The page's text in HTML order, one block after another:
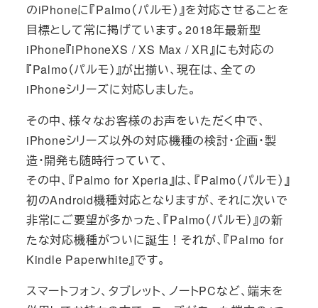
のiPhoneに『Palmo（パルモ）』を対応させることを
目標として常に掲げています。2018年最新型
iPhone『iPhoneXS / XS Max / XR』にも対応の
『Palmo（パルモ）』が出揃い、現在は、全ての
iPhoneシリーズに対応しました。
その中、様々なお客様のお声をいただく中で、
iPhoneシリーズ以外の対応機種の検討・企画・製
造・開発も随時行っていて、
その中、『Palmo for Xperia』は、『Palmo（パルモ）』
初のAndroid機種対応となりますが、それに次いで
非常にご要望が多かった、『Palmo（パルモ）』の新
たな対応機種がついに誕生！それが、『Palmo for
Kindle Paperwhite』です。
スマートフォン、タブレット、ノートPCなど、端末を